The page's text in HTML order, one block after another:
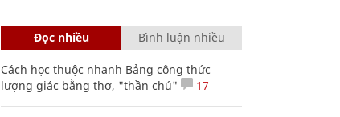
Đọc nhiều Bình luận nhiều
Cách học thuộc nhanh Bảng công thức
lượng giác bằng thơ, "thần chú"
17